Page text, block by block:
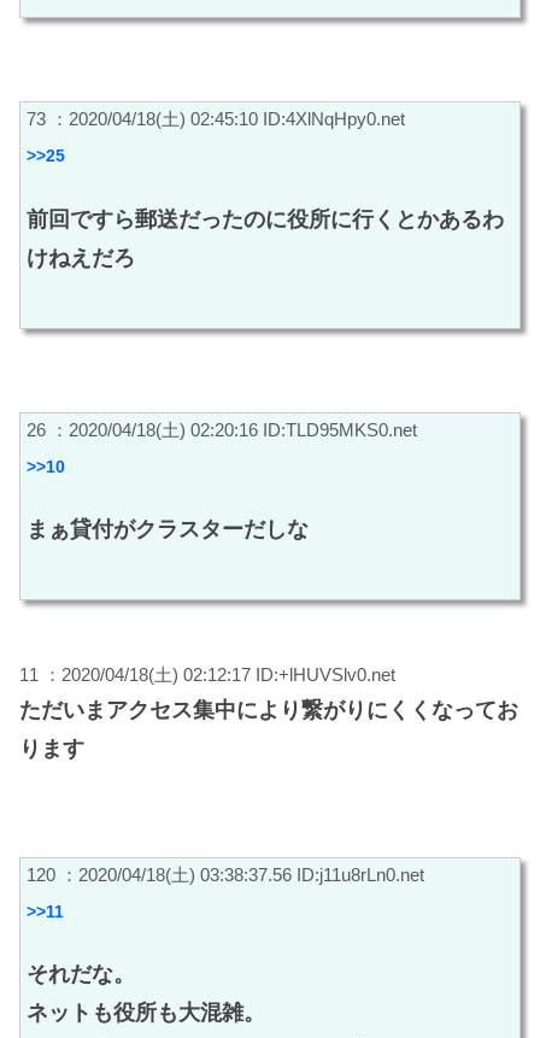
73 ：2020/04/18(土) 02:45:10 ID:4XlNqHpy0.net
>>25
前回ですら郵送だったのに役所に行くとかあるわ
けねえだろ
26 ：2020/04/18(土) 02:20:16 ID:TLD95MKS0.net
>>10
まぁ貸付がクラスターだしな
11 ：2020/04/18(土) 02:12:17 ID:+lHUVSlv0.net
ただいまアクセス集中により繋がりにくくなってお
ります
120 ：2020/04/18(土) 03:38:37.56 ID:j11u8rLn0.net
>>11
それだな。
ネットも役所も大混雑。